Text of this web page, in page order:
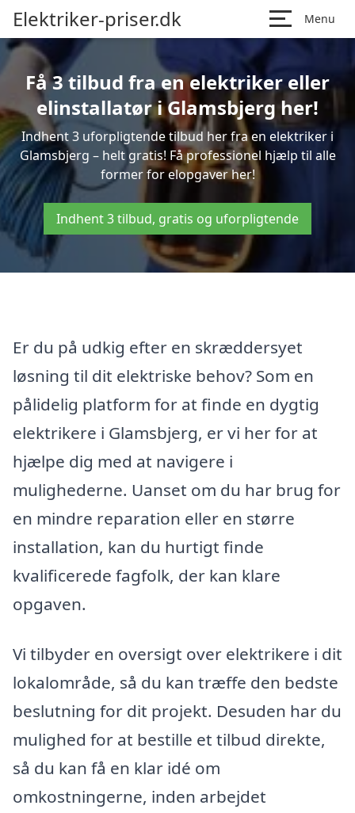
Elektriker-priser.dk Menu
Få 3 tilbud fra en elektriker eller
elinstallatør i Glamsbjerg her!
Indhent 3 uforpligtende tilbud her fra en elektriker i
Glamsbjerg – helt gratis! Få professionel hjælp til alle
former for elopgaver her!
Indhent 3 tilbud, gratis og uforpligtende
Er du på udkig efter en skræddersyet
løsning til dit elektriske behov? Som en
pålidelig platform for at finde en dygtig
elektrikere i Glamsbjerg, er vi her for at
hjælpe dig med at navigere i
mulighederne. Uanset om du har brug for
en mindre reparation eller en større
installation, kan du hurtigt finde
kvalificerede fagfolk, der kan klare
opgaven.
Vi tilbyder en oversigt over elektrikere i dit
lokalområde, så du kan træffe den bedste
beslutning for dit projekt. Desuden har du
mulighed for at bestille et tilbud direkte,
så du kan få en klar idé om
omkostningerne, inden arbejdet